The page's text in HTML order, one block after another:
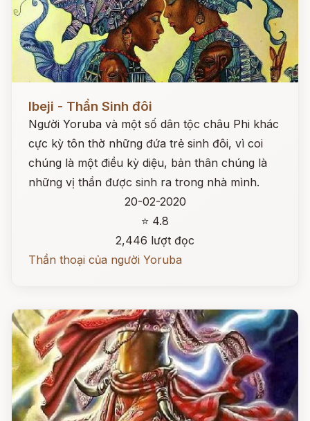
Ibeji - Thần Sinh đôi
Người Yoruba và một số dân tộc châu Phi khác
cực kỳ tôn thờ những đứa trẻ sinh đôi, vì coi
chúng là một điều kỳ diệu, bản thân chúng là
những vị thần được sinh ra trong nhà mình.
20-02-2020
⭐ 4.8
2,446 lượt đọc
Thần thoại của người Yoruba